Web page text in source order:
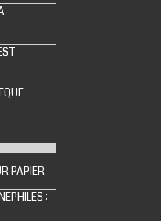
PAPIER
: